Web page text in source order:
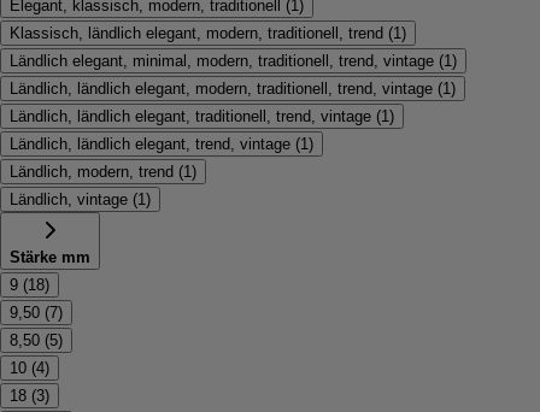
Elegant, klassisch, modern, traditionell
(1 )
Klassisch, ländlich elegant, modern, traditionell, trend (1 )
Ländlich elegant, minimal, modern, traditionell, trend, vintage (1 )
Ländlich, ländlich elegant, modern, traditionell, trend, vintage (1 )
Ländlich, ländlich elegant, traditionell, trend, vintage (1 )
Ländlich, ländlich elegant, trend, vintage (1 )
Ländlich, modern, trend (1 )
Ländlich, vintage (1 )
Stärke mm
9 (18)
9,50 (7)
8,50 (5)
10 (4)
18 (3)